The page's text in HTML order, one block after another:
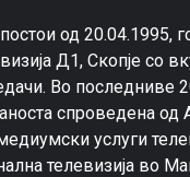
од 20.04.1995,
Д1, Скопје со
Во последниве
спроведена од
услуги
телевизија во